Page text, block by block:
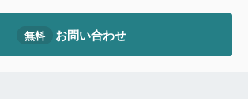
無料 お問い合わせ